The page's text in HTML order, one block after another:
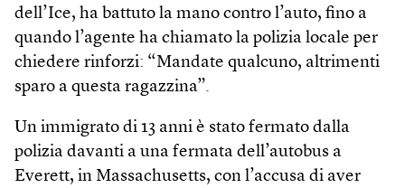
dell’Ice, ha battuto la mano contro l’auto, fino a
quando l’agente ha chiamato la polizia locale per
chiedere rinforzi: “Mandate qualcuno, altrimenti
sparo a questa ragazzina”.
Un immigrato di 13 anni è stato fermato dalla
polizia davanti a una fermata dell’autobus a
Everett, in Massachusetts, con l’accusa di aver